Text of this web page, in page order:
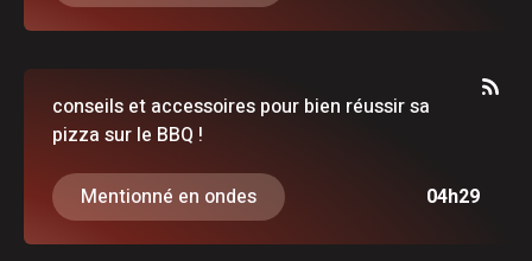
conseils et accessoires pour bien réussir sa
pizza sur le BBQ !
Mentionné en ondes 04h29